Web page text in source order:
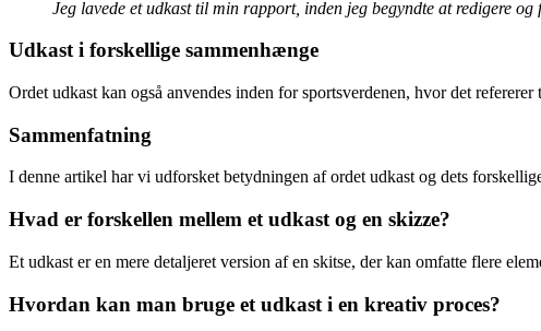
Jeg lavede et udkast til min rapport, inden jeg begyndte at redigere og
Udkast i forskellige sammenhænge
Ordet udkast kan også anvendes inden for sportsverdenen, hvor det
Sammenfatning
I denne artikel har vi udforsket betydningen af ordet udkast og dets
Hvad er forskellen mellem et udkast og en skizze?
Et udkast er en mere detaljeret version af en skitse, der kan omfatte flere
Hvordan kan man bruge et udkast i en kreativ proces?